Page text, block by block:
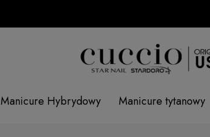
Manicure Hybrydowy Manicure tytanowy